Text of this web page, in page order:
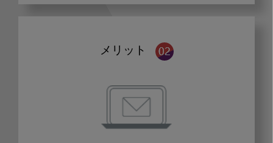
メリット